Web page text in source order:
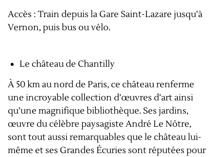
Accès : Train depuis la Gare Saint-Lazare jusqu’à
Vernon, puis bus ou vélo.
Le château de Chantilly
À 50 km au nord de Paris, ce château renferme
une incroyable collection d’œuvres d’art ainsi
qu’une magnifique bibliothèque. Ses jardins,
œuvre du célèbre paysagiste André Le Nôtre,
sont tout aussi remarquables que le château lui-
même et ses Grandes Écuries sont réputées pour